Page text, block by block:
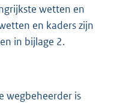
wetten en
en kaders zijn
in bijlage 2.
wegbeheerder is